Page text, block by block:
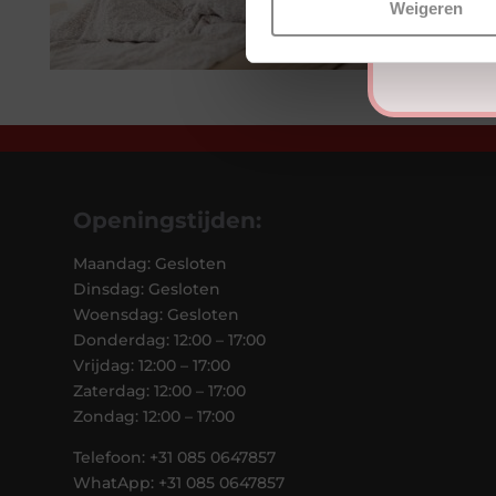
Weigeren
Openingstijden:
Maandag: Gesloten
Dinsdag: Gesloten
Woensdag: Gesloten
Donderdag: 12:00 – 17:00
Vrijdag: 12:00 – 17:00
Zaterdag: 12:00 – 17:00
Zondag: 12:00 – 17:00
Telefoon: +31 085 0647857
WhatApp: +31 085 0647857